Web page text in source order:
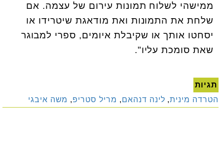
ממישהי לשלוח תמונות עירום של עצמה. אם
שלחת את התמונות ואת מודאגת שיטרידו או
יסחטו אותך או שקיבלת איומים, ספרי למבוגר
שאת סומכת עליו".
תגיות
הטרדה מינית, לינה דנהאם, מריל סטריפ, משה איבגי